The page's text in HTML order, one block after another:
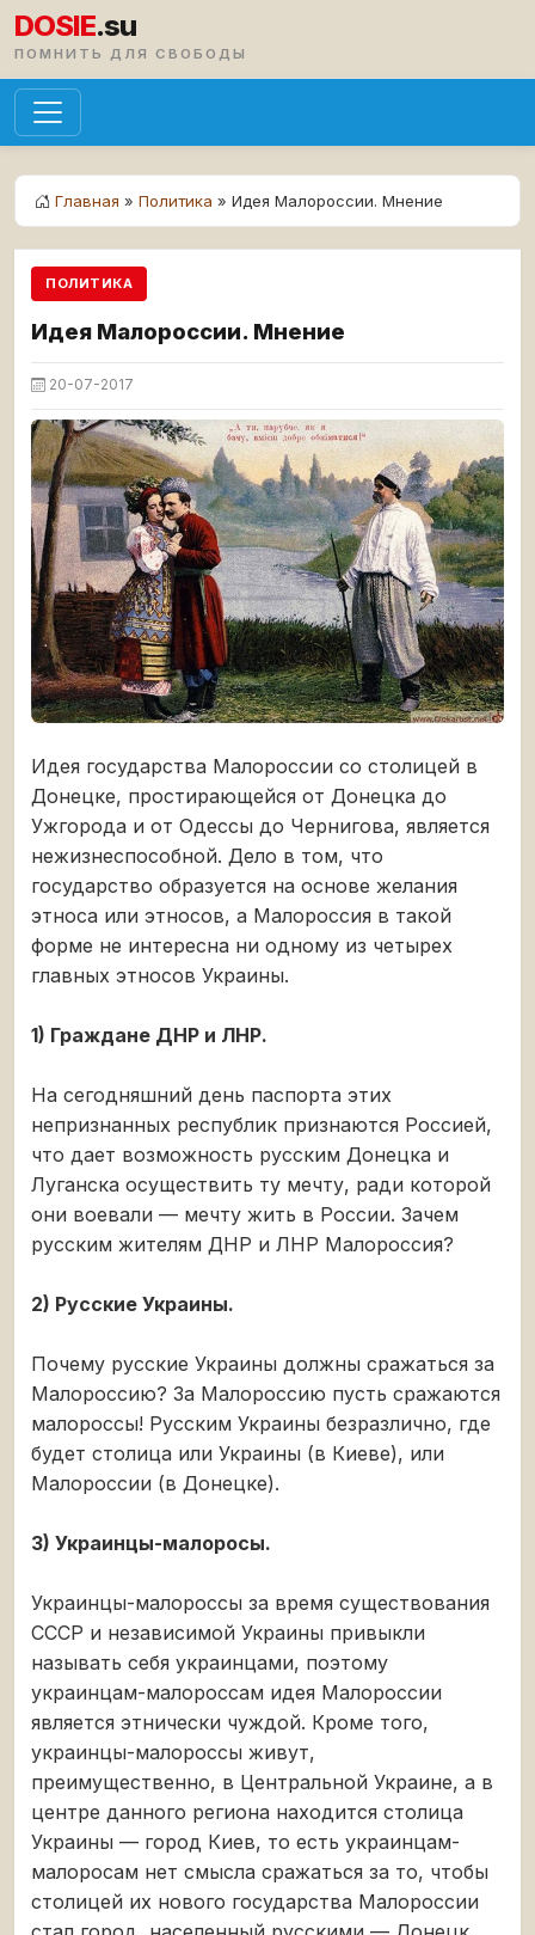
DOSIE.su
ПОМНИТЬ ДЛЯ СВОБОДЫ
Главная » Политика » Идея Малороссии. Мнение
ПОЛИТИКА
Идея Малороссии. Мнение
20-07-2017
Идея государства Малороссии со столицей в
Донецке, простирающейся от Донецка до
Ужгорода и от Одессы до Чернигова, является
нежизнеспособной. Дело в том, что
государство образуется на основе желания
этноса или этносов, а Малороссия в такой
форме не интересна ни одному из четырех
главных этносов Украины.
1) Граждане ДНР и ЛНР.
На сегодняшний день паспорта этих
непризнанных республик признаются Россией,
что дает возможность русским Донецка и
Луганска осуществить ту мечту, ради которой
они воевали — мечту жить в России. Зачем
русским жителям ДНР и ЛНР Малороссия?
2) Русские Украины.
Почему русские Украины должны сражаться за
Малороссию? За Малороссию пусть сражаются
малороссы! Русским Украины безразлично, где
будет столица или Украины (в Киеве), или
Малороссии (в Донецке).
3) Украинцы-малоросы.
Украинцы-малороссы за время существования
СССР и независимой Украины привыкли
называть себя украинцами, поэтому
украинцам-малороссам идея Малороссии
является этнически чуждой. Кроме того,
украинцы-малороссы живут,
преимущественно, в Центральной Украине, а в
центре данного региона находится столица
Украины — город Киев, то есть украинцам-
малоросам нет смысла сражаться за то, чтобы
столицей их нового государства Малороссии